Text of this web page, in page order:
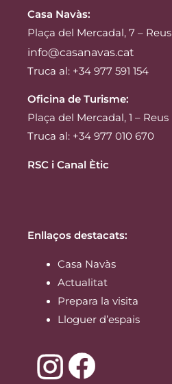
Casa Navàs:
Plaça del Mercadal, 7 – Reus
info@casanavas.cat
Truca al: +34 977 591 154
Oficina de Turisme:
Plaça del Mercadal, 1 – Reus
Truca al: +34 977 010 670
RSC i Canal Ètic
Enllaços destacats:
Casa Navàs
Actualitat
Prepara la visita
Lloguer d’espais